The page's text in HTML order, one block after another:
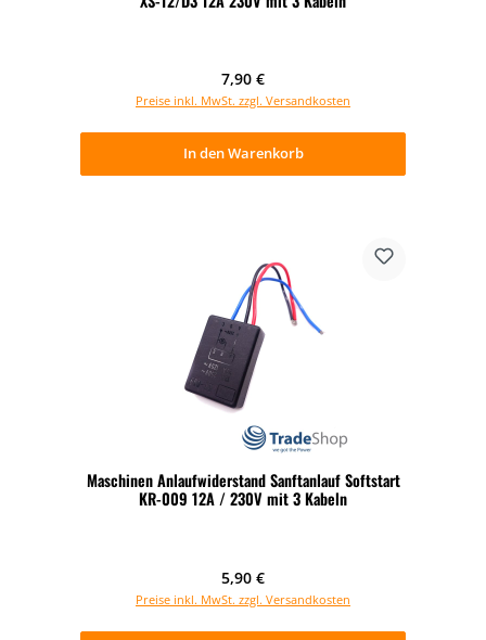
Regulärer Preis:
7,90 €
Preise inkl. MwSt. zzgl. Versandkosten
In den Warenkorb
Maschinen Anlaufwiderstand Sanftanlauf Softstart
KR-009 12A / 230V mit 3 Kabeln
Regulärer Preis:
5,90 €
Preise inkl. MwSt. zzgl. Versandkosten